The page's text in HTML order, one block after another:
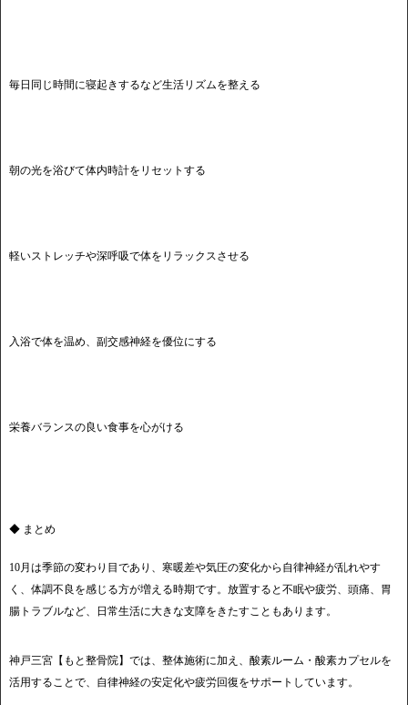
毎日同じ時間に寝起きするなど生活リズムを整える
朝の光を浴びて体内時計をリセットする
軽いストレッチや深呼吸で体をリラックスさせる
入浴で体を温め、副交感神経を優位にする
栄養バランスの良い食事を心がける
◆ まとめ
10月は季節の変わり目であり、寒暖差や気圧の変化から自律神経が乱れやす
く、体調不良を感じる方が増える時期です。放置すると不眠や疲労、頭痛、胃
腸トラブルなど、日常生活に大きな支障をきたすこともあります。
神戸三宮【もと整骨院】では、整体施術に加え、酸素ルーム・酸素カプセルを
活用することで、自律神経の安定化や疲労回復をサポートしています。